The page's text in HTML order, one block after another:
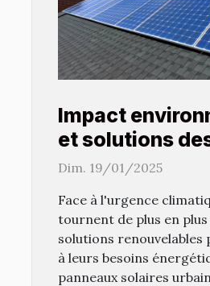
Impact
et solutions
panneaux
Dim. 19/01/2025
Face à l'urgence
tournent de plus en plus
solutions
à leurs besoins
panneaux solaires